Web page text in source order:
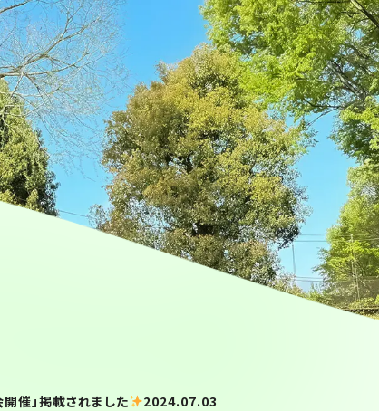
催」掲載されました 2024.07.03